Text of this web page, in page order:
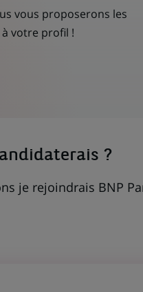
vous proposerons les
votre profil !
?
je rejoindrais BNP